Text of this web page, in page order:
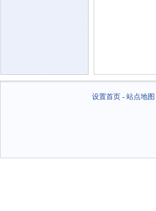
设置首页- 站点地图